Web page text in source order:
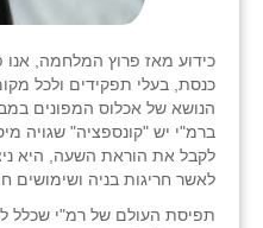
כידוע מאז פרוץ המלחמה, אנו
כנסת, בעלי תפקידים ולכל
הנושא של אכלוס המפונים
ברמ"י יש "קונספציה" שגויה
לקבל את הוראת השעה, היא
לאשר חריגות בניה ושימושים
תפיסת העולם של רמ"י שכלל